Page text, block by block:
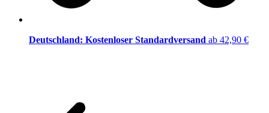
Deutschland: Kostenloser Standardversand ab 42,90 €